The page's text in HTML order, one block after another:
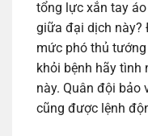
tổng lực xắn tay
giữa đại dịch này?
mức phó thủ
khỏi bệnh hãy tình
này. Quân đội bảo
cũng được lệnh